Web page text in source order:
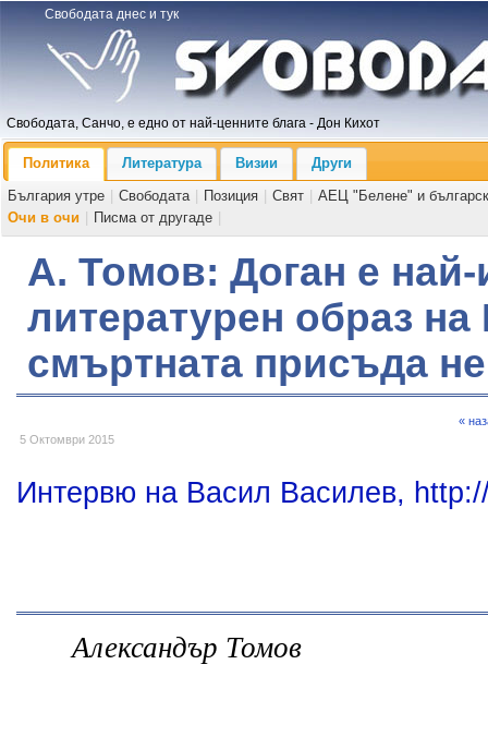
Свободата днес и тук
Свободата, Санчо, е едно от най-ценните блага - Дон Кихот
Политика Литература Визии
Други
България утре
Свободата Позиция Свят
АЕЦ "Белене" и
Очи в очи
Писма от другаде
А. Томов: Доган е най-
литературен образ
смъртната присъда
5 Октомври 2015
«
Интервю на Васил Василев,
Александър Томов